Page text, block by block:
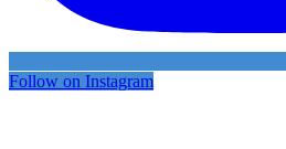
Follow on Instagram